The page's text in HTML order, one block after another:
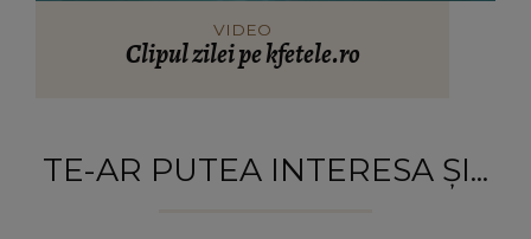
VIDEO
Clipul zilei pe kfetele.ro
TE-AR PUTEA INTERESA ȘI...